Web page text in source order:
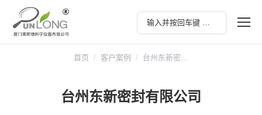
首页 客户案例 台州东新密…
台州东新密封有限公司